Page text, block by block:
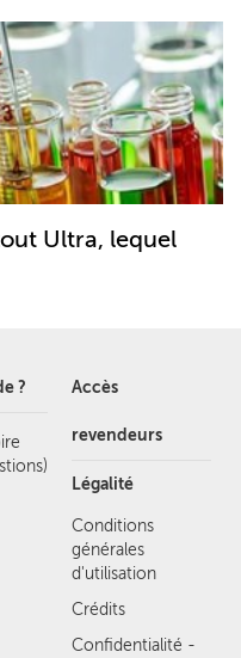
Ultra, lequel
? Accès
revendeurs
Légalité
Conditions
générales
d'utilisation
Crédits
Confidentialité -